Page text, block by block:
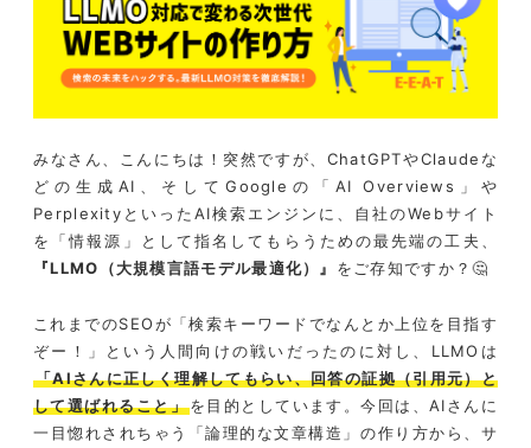
みなさん、こんにちは！突然ですが、ChatGPTやClaudeな
どの生成AI、そしてGoogleの「AI Overviews」や
PerplexityといったAI検索エンジンに、自社のWebサイト
を「情報源」として指名してもらうための最先端の工夫、
『LLMO（大規模言語モデル最適化）』 をご存知ですか？🤔
これまでのSEOが「検索キーワードでなんとか上位を目指す
ぞー！」という人間向けの戦いだったのに対し、LLMOは
「AIさんに正しく理解してもらい、回答の証拠（引用元）と
して選ばれること」を目的としています。今回は、AIさんに
一目惚れされちゃう「論理的な文章構造」の作り方から、サ